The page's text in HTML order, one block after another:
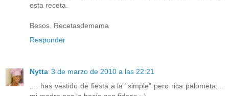
esta receta.
Besos. Recetasdemama
Responder
Nytta 3 de marzo de 2010 a las 22:21
,... has vestido de fiesta a la "simple" pero rica palometa,...